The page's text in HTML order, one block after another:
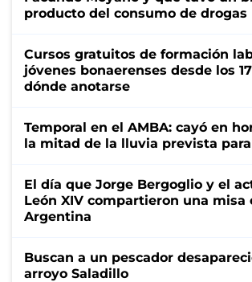
producto del consumo de drogas
Cursos gratuitos de formación
jóvenes bonaerenses desde los
dónde anotarse
Temporal en el AMBA: cayó en
la mitad de la lluvia prevista
El día que Jorge Bergoglio y el
León XIV compartieron una misa
Argentina
Buscan a un pescador
arroyo Saladillo